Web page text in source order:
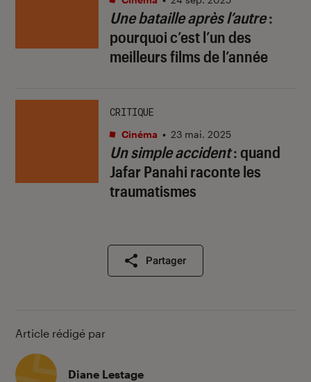
Une bataille après l’autre:
pourquoi c’est l’un des
meilleurs films de l’année
Un simple accident: quand
Jafar Panahi raconte les
traumatismes
CRITIQUE
Cinéma • 23 mai. 2025
Partager
Article rédigé par
Diane Lestage